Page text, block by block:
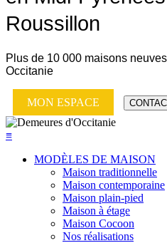
Roussillon
Plus de 10 000 maisons neuves
Occitanie
MON ESPACE
≡
MODÈLES DE MAISON
Maison traditionnelle
Maison contemporaine
Maison plain-pied
Maison à étage
Maison Cocoon
Nos réalisations